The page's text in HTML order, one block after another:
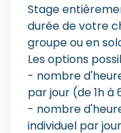
Stage
durée de votre
groupe ou en
Les options
- nombre
par jour (de 1h à
- nombre
individuel par